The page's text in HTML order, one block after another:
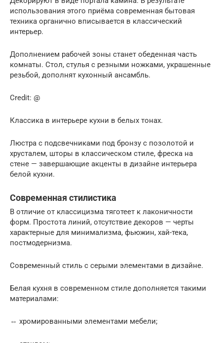
использования этого приёма современная бытовая
техника органично вписывается в классический
интерьер.
Дополнением рабочей зоны станет обеденная часть
комнаты. Стол, стулья с резными ножками, украшенные
резьбой, дополнят кухонный ансамбль.
Credit: @
Классика в интерьере кухни в белых тонах.
Люстра с подсвечниками под бронзу с позолотой и
хрусталем, шторы в классическом стиле, фреска на
стене — завершающие акценты в дизайне интерьера
белой кухни.
Современная стилистика
В отличие от классицизма тяготеет к лаконичности
форм. Простота линий, отсутствие декоров — черты
характерные для минимализма, фьюжин, хай-тека,
постмодернизма.
Современный стиль с серыми элементами в дизайне.
Белая кухня в современном стиле дополняется такими
материалами:
⇔ хромированными элементами мебели;